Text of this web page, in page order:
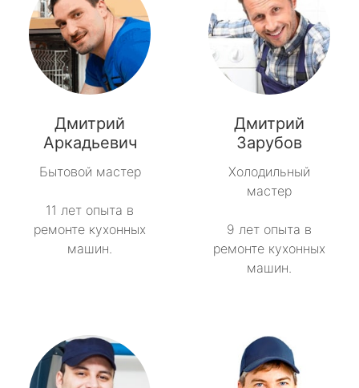
Дмитрий
Аркадьевич
Бытовой мастер
11 лет опыта в
ремонте кухонных
машин.
Дмитрий
Зарубов
Холодильный
мастер
9 лет опыта в
ремонте кухонных
машин.